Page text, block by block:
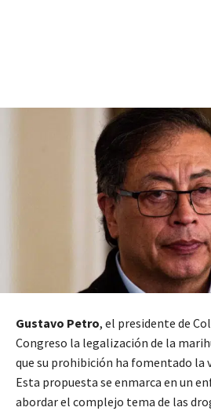
Gustavo Petro, el presidente de
Congreso la legalización de la
que su prohibición ha fomentado la
Esta propuesta se enmarca en un
abordar el complejo tema de las